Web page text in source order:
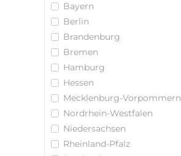
Bayern
Berlin
Brandenburg
Bremen
Hamburg
Hessen
Mecklenburg-Vorpommern
Nordrhein-Westfalen
Niedersachsen
Rheinland-Pfalz